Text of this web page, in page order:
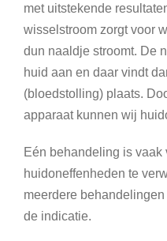
met uitstekende
wisselstroom zorgt voor
dun naaldje stroomt. De
huid aan en daar vindt
(bloedstolling) plaats.
apparaat kunnen wij
Eén behandeling is vaak
huidoneffenheden te
meerdere
de indicatie.